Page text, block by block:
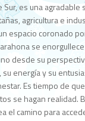
es una
agricultura e
espacio coronado
se
desde su
energía y su
Es tiempo de
se hagan realidad.
el camino para